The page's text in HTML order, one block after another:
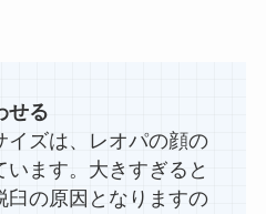
せる
イズは、レオパの顔の
ます。大きすぎると
臼の原因となりますの